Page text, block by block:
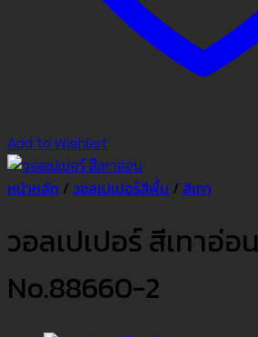
Add to Wishlist
หน้าหลัก / วอลเปเปอร์สีพื้น / สีเทา
วอลเปเปอร์ สีเทาอ่อน
No.88660-2